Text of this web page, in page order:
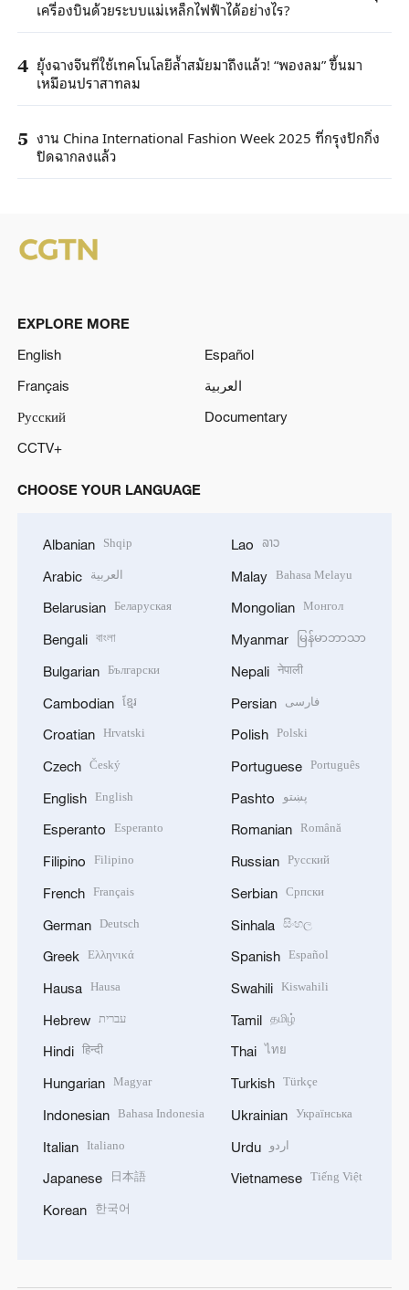
เครื่องบินด้วยระบบแม่เหล็กไฟฟ้าได้อย่างไร?
4 ยุ้งฉางจีนที่ใช้เทคโนโลยีล้ำสมัยมาถึงแล้ว! “พองลม” ขึ้นมา
เหมือนปราสาทลม
5 งาน China International Fashion Week 2025 ที่กรุงปักกิ่ง
ปิดฉากลงแล้ว
EXPLORE MORE
English
Español
Français
العربية
Русский
Documentary
CCTV+
CHOOSE YOUR LANGUAGE
Albanian Shqip
Arabic العربية
Belarusian Беларуская
Bengali বাংলা
Bulgarian Български
Cambodian ខ្មែរ
Croatian Hrvatski
Czech Český
English English
Esperanto Esperanto
Filipino Filipino
French Français
German Deutsch
Greek Ελληνικά
Hausa Hausa
Hebrew עברית
Hindi हिन्दी
Hungarian Magyar
Indonesian Bahasa Indonesia
Italian Italiano
Japanese 日本語
Korean 한국어
Lao ລາວ
Malay Bahasa Melayu
Mongolian Монгол
Myanmar မြန်မာဘာသာ
Nepali नेपाली
Persian فارسی
Polish Polski
Portuguese Português
Pashto پښتو
Romanian Română
Russian Русский
Serbian Српски
Sinhala සිංහල
Spanish Español
Swahili Kiswahili
Tamil தமிழ்
Thai ไทย
Turkish Türkçe
Ukrainian Українська
Urdu اردو
Vietnamese Tiếng Việt